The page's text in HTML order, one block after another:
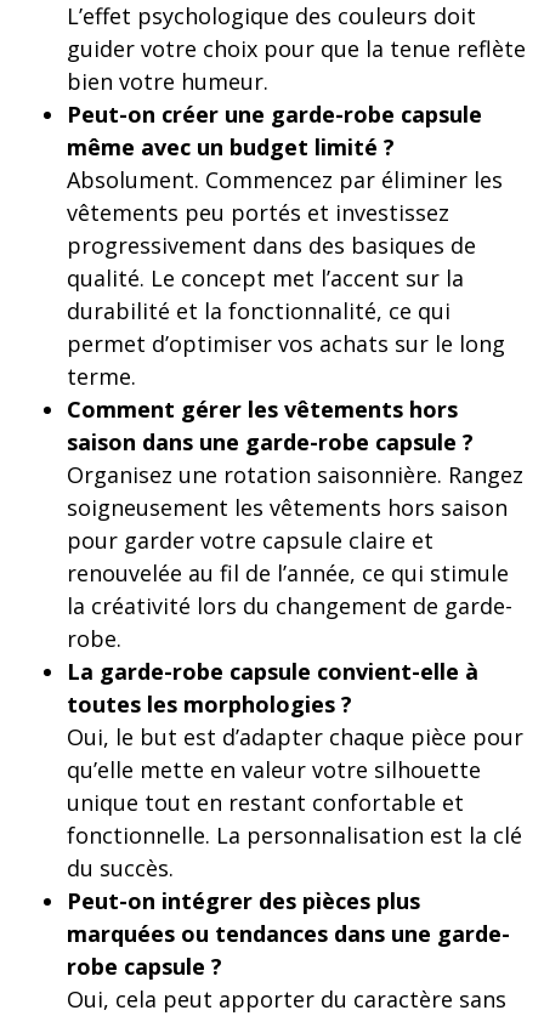
L’effet psychologique des couleurs doit
guider votre choix pour que la tenue reflète
bien votre humeur.
Peut-on créer une garde-robe capsule
même avec un budget limité ?
Absolument. Commencez par éliminer les
vêtements peu portés et investissez
progressivement dans des basiques de
qualité. Le concept met l’accent sur la
durabilité et la fonctionnalité, ce qui
permet d’optimiser vos achats sur le long
terme.
Comment gérer les vêtements hors
saison dans une garde-robe capsule ?
Organisez une rotation saisonnière. Rangez
soigneusement les vêtements hors saison
pour garder votre capsule claire et
renouvelée au fil de l’année, ce qui stimule
la créativité lors du changement de garde-
robe.
La garde-robe capsule convient-elle à
toutes les morphologies ?
Oui, le but est d’adapter chaque pièce pour
qu’elle mette en valeur votre silhouette
unique tout en restant confortable et
fonctionnelle. La personnalisation est la clé
du succès.
Peut-on intégrer des pièces plus
marquées ou tendances dans une garde-
robe capsule ?
Oui, cela peut apporter du caractère sans